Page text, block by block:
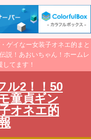
ゲイなー女装子オネエ的まと
説！あおいちゃん！ホームレ
てます！
ル2！！50
童貞ギン
オネエ的